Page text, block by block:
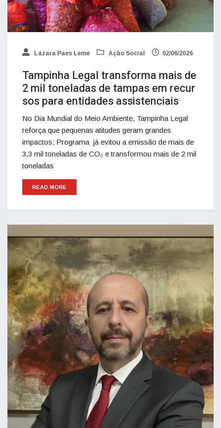
Lázara Paes Leme Ação Social 02/06/2026
Tampinha Legal transforma mais de
2 mil toneladas de tampas em recur
sos para entidades assistenciais
No Dia Mundial do Meio Ambiente, Tampinha Legal
reforça que pequenas atitudes geram grandes
impactos; Programa já evitou a emissão de mais de
3,3 mil toneladas de CO₂ e transformou mais de 2 mil
toneladas
READ MORE